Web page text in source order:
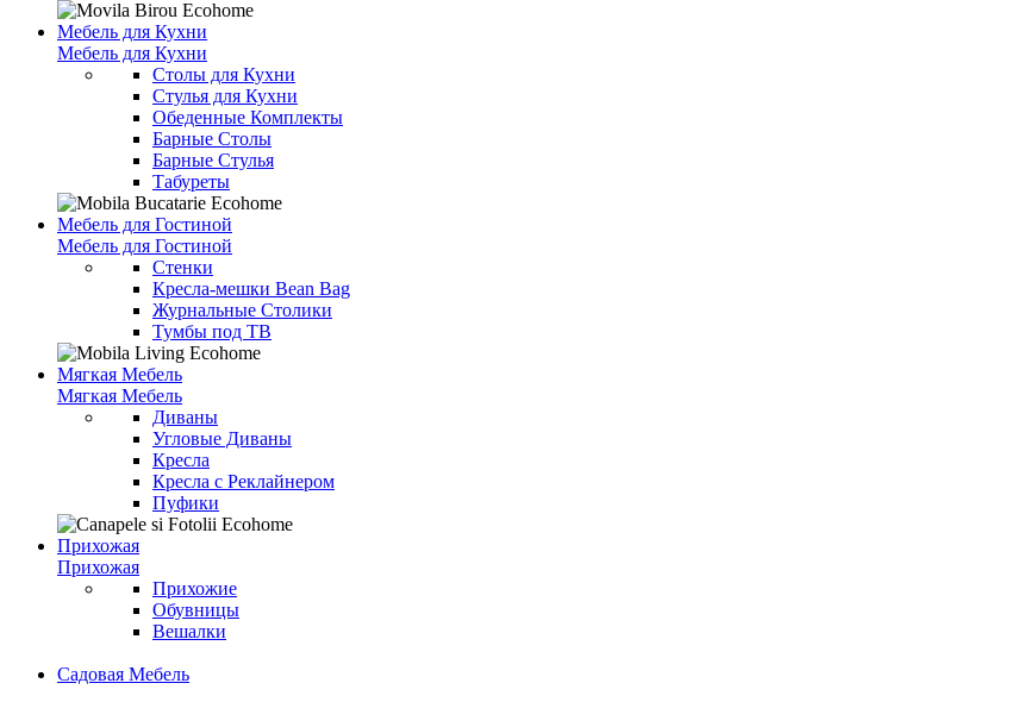
Мебель для Кухни
Мебель для Кухни
Столы для Кухни
Стулья для Кухни
Обеденные Комплекты
Барные Столы
Барные Стулья
Табуреты
Мебель для Гостиной
Мебель для Гостиной
Стенки
Кресла-мешки Bean Bag
Журнальные Столики
Тумбы под ТВ
Мягкая Мебель
Мягкая Мебель
Диваны
Угловые Диваны
Кресла
Кресла с Реклайнером
Пуфики
Прихожая
Прихожая
Прихожие
Обувницы
Вешалки
Садовая Мебель